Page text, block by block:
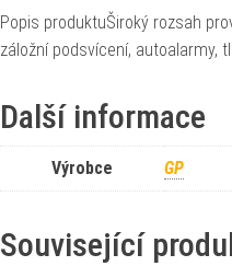
Popis produktuŠiroký rozsah
záložní podsvícení, autoalarmy,
Další informace
Výrobce GP
Související